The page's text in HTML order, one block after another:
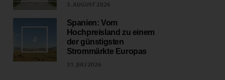
3. AUGUST 2026
4
Spanien: Vom
Hochpreisland zu einem
der günstigsten
Strommärkte Europas
31. JULI 2026